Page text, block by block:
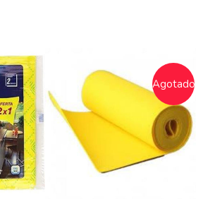
Agotado